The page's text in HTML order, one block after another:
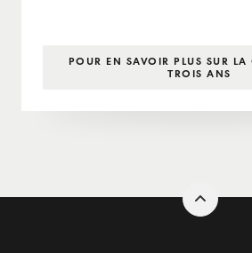
POUR EN SAVOIR PLUS SUR LA
TROIS ANS